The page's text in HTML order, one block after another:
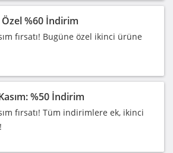
%60 İndirim
fırsatı! Bugüne özel ikinci ürüne
%50 İndirim
fırsatı! Tüm indirimlere ek, ikinci